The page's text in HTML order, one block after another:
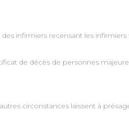
infirmiers recensant les
de décès de personnes
circonstances laissent à